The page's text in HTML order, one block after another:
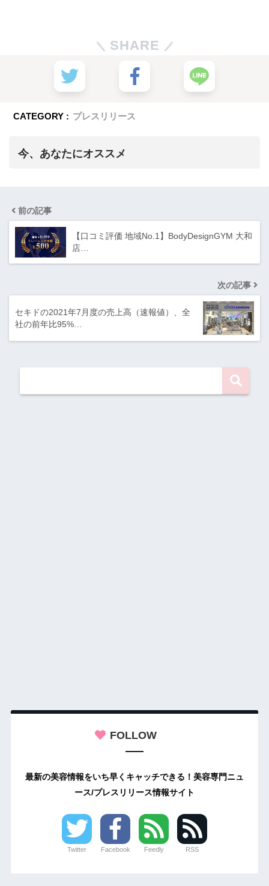
SHARE
CATEGORY : プレスリリース
今、あなたにオススメ
前の記事
【口コミ評価 地域No.1】BodyDesignGYM 大和
店…
次の記事
セキドの2021年7月度の売上高（速報値）、全
社の前年比95%…
FOLLOW
最新の美容情報をいち早くキャッチできる！美容専門ニュ
ース/プレスリリース情報サイト
Twitter Facebook Feedly RSS